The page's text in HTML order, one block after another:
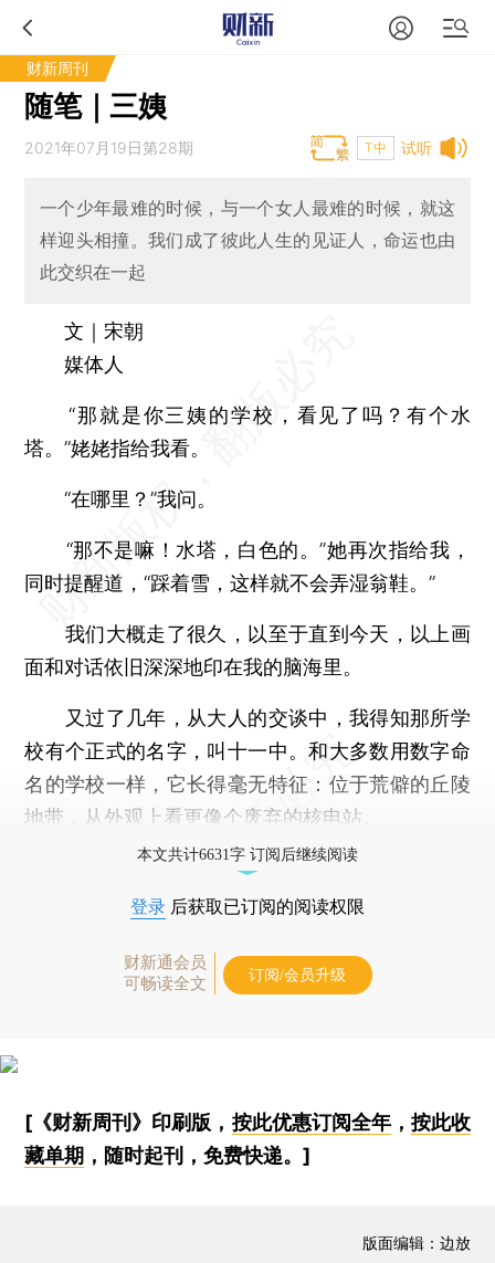
财新周刊
随笔｜三姨
试听
2021年07月19日第28期 T中
一个少年最难的时候，与一个女人最难的时候，就这
样迎头相撞。我们成了彼此人生的见证人，命运也由
此交织在一起
文｜宋朝
媒体人
“那就是你三姨的学校，看见了吗？有个水
塔。”姥姥指给我看。
“在哪里？”我问。
“那不是嘛！水塔，白色的。”她再次指给我，
同时提醒道，“踩着雪，这样就不会弄湿翁鞋。”
我们大概走了很久，以至于直到今天，以上画
面和对话依旧深深地印在我的脑海里。
又过了几年，从大人的交谈中，我得知那所学
校有个正式的名字，叫十一中。和大多数用数字命
名的学校一样，它长得毫无特征：位于荒僻的丘陵
地带，从外观上看更像个废弃的核电站。
本文共计6631字 订阅后继续阅读
登录 后获取已订阅的阅读权限
财新通会员
可畅读全文
订阅/会员升级
[《财新周刊》印刷版， 按此优惠订阅全年， 按此收
藏单期 ，随时起刊，免费快递。]
版面编辑：边放